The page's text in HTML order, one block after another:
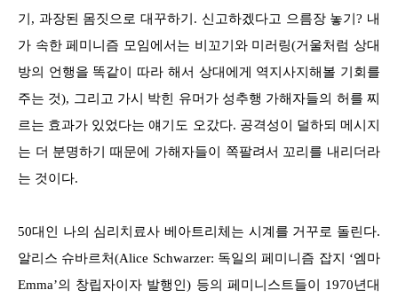
기, 과장된 몸짓으로 대꾸하기. 신고하겠다고 으름장 놓기? 내
가 속한 페미니즘 모임에서는 비꼬기와 미러링(거울처럼 상대
방의 언행을 똑같이 따라 해서 상대에게 역지사지해볼 기회를
주는 것), 그리고 가시 박힌 유머가 성추행 가해자들의 허를 찌
르는 효과가 있었다는 얘기도 오갔다. 공격성이 덜하되 메시지
는 더 분명하기 때문에 가해자들이 쪽팔려서 꼬리를 내리더라
는 것이다.
50대인 나의 심리치료사 베아트리체는 시계를 거꾸로 돌린다.
알리스 슈바르처(Alice Schwarzer: 독일의 페미니즘 잡지 ‘엠마
Emma’의 창립자이자 발행인) 등의 페미니스트들이 1970년대